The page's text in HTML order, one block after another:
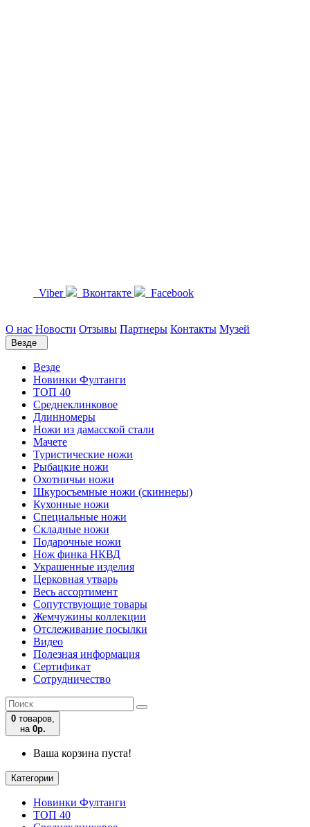
Viber Вконтакте Facebook
О нас Новости Отзывы Партнеры Контакты Музей
Везде
Везде
Новинки Фултанги
ТОП 40
Среднеклинковое
Длинномеры
Ножи из дамасской стали
Мачете
Туристические ножи
Рыбацкие ножи
Охотничьи ножи
Шкуросъемные ножи (скиннеры)
Кухонные ножи
Специальные ножи
Складные ножи
Подарочные ножи
Нож финка НКВД
Украшенные изделия
Церковная утварь
Весь ассортимент
Сопутствующие товары
Жемчужины коллекции
Отслеживание посылки
Видео
Полезная информация
Сертификат
Сотрудничество
0 товаров,
на 0р.
Ваша корзина пуста!
Категории
Новинки Фултанги
ТОП 40